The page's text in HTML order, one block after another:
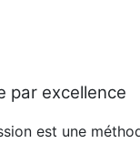
par excellence
est une